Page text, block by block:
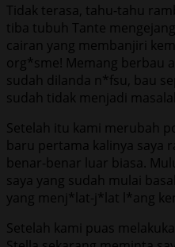
Tidak terasa, tahu-tahu
tiba tubuh Tante
cairan yang membanjiri
org*sme! Memang berbau
sudah dilanda n*fsu, bau
sudah tidak menjadi
Setelah itu kami merubah
baru pertama kalinya saya
benar-benar luar biasa.
saya yang sudah mulai
yang menj*lat-j*lat l*ang
Setelah kami puas